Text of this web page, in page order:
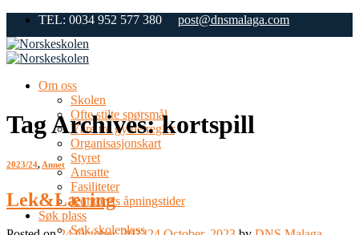
Skip
content
TEL: 0034 952 577 380 post@dnsmalaga.com
Om oss
Skolen
Ofte stilte spørsmål
Våre tre gylne regler
Organisasjonskart
Styret
Ansatte
Fasiliteter
Kontorets åpningstider
Søk plass
Søk skoleplass
Tag Archives:kortspill
2023/24,Annet
Lek&Læring